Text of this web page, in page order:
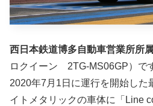
西日本鉄道博多自動車営業所所
ロクイーン 2TG-MS06GP）で
2020年7月1日に運行を開始した
イトメタリックの車体に「Line